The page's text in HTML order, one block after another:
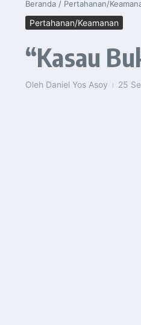
Beranda / Pertahanan/
Pertahanan/Keamanan
“Kasau
Oleh Daniel Yos Asoy 25